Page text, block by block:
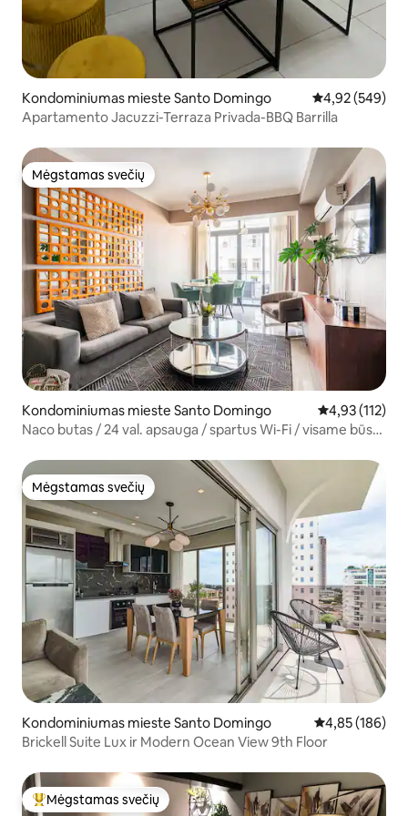
Kondominiumas mieste Santo Domingo Vidutinis
4,92 (549)
Apartamento Jacuzzi-Terraza Privada-BBQ Barrilla
Mėgstamas svečių
Mėgstamas svečių
Kondominiumas mieste Santo Domingo Vidutinis
4,93 (112)
Naco butas / 24 val. apsauga / spartus Wi-Fi / visame būste
Mėgstamas svečių
Mėgstamas svečių
Kondominiumas mieste Santo Domingo Vidutinis
4,85 (186)
Brickell Suite Lux ir Modern Ocean View 9th Floor
Svečių mėgstamiausias
Mėgstamas svečių